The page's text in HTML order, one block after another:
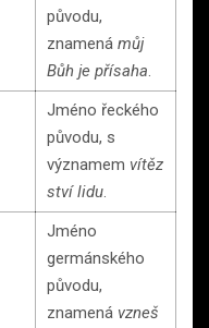
původu,
znamená můj
Bůh je přísaha
Jméno řeckého
původu, s
významem vítěz
ství lidu
Jméno
germánského
původu,
znamená vzneš